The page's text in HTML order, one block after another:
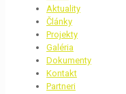
Aktuality
Články
Projekty
Galéria
Dokumenty
Kontakt
Partneri